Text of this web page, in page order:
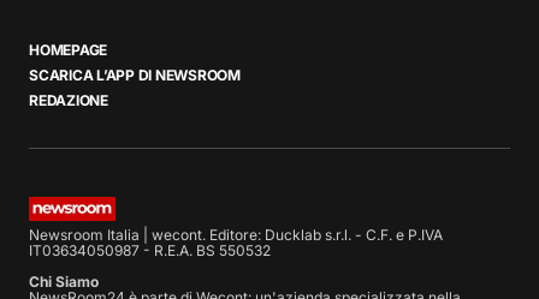
HOMEPAGE
SCARICA L’APP DI NEWSROOM
REDAZIONE
Newsroom Italia | wecont. Editore: Ducklab s.r.l. - C.F. e P.IVA
IT03634050987 - R.E.A. BS 550532
Chi Siamo